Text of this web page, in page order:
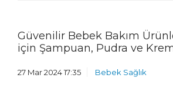
Güvenilir Bebek Bakım
için Şampuan, Pudra ve
27 Mar 2024 17:35 Bebek Sağlık